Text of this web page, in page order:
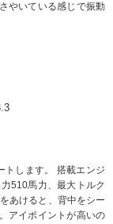
やいている感じで振動
トします。 搭載エンジ
510馬力、最大トルク
あけると、背中をシー
アイポイントが高いの